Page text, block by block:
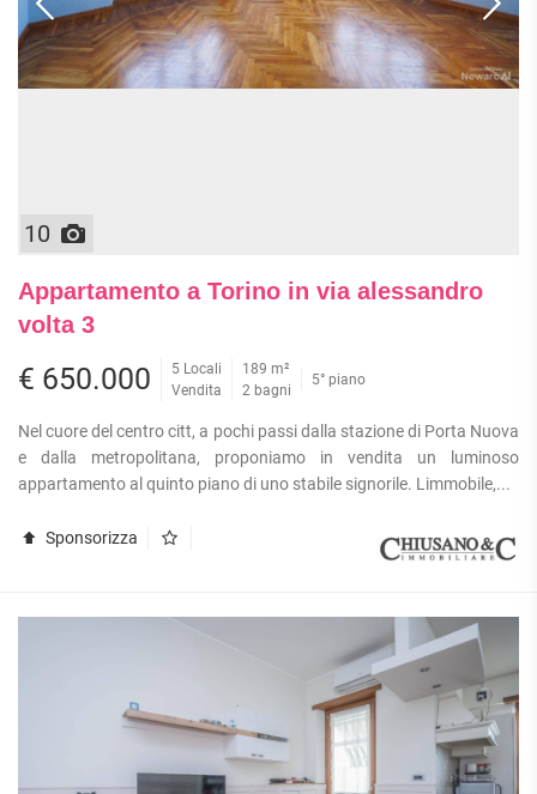
10
Appartamento a Torino in via alessandro
volta 3
€ 650.000
5 Locali
Vendita
189 m²
2 bagni
5° piano
Nel cuore del centro citt, a pochi passi dalla stazione di Porta Nuova
e dalla metropolitana, proponiamo in vendita un luminoso
appartamento al quinto piano di uno stabile signorile. Limmobile,...
Sponsorizza